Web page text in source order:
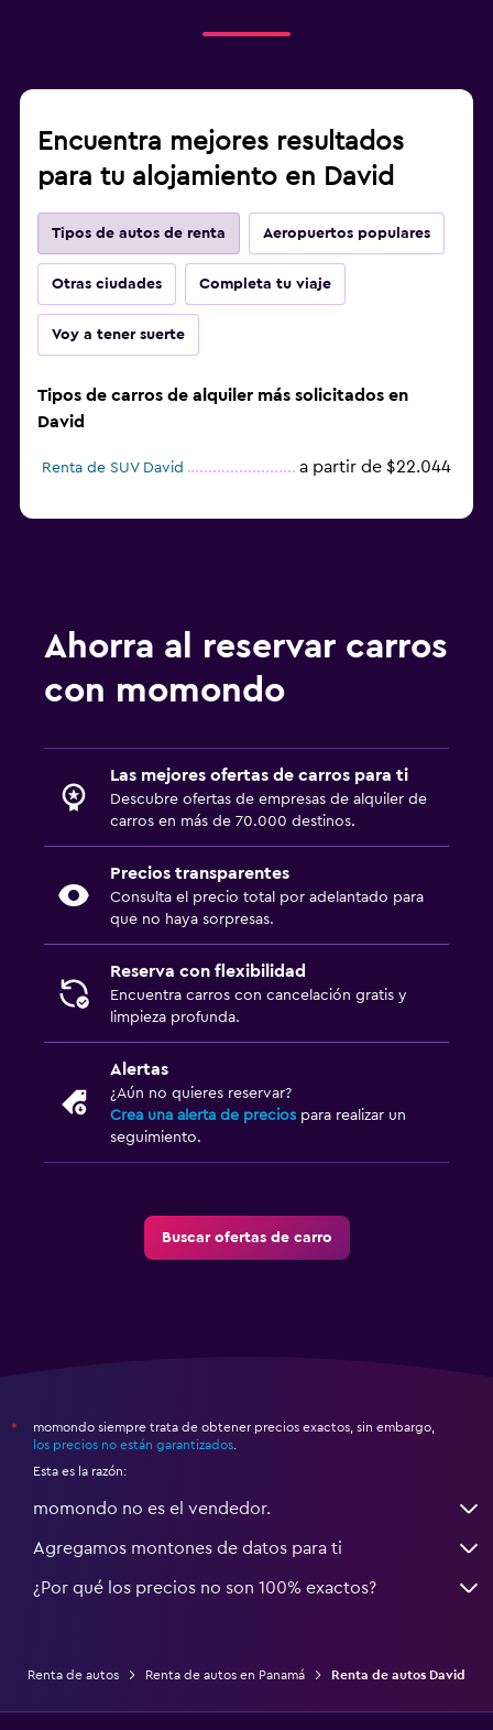
Encuentra mejores resultados
para tu alojamiento en David
Tipos de autos de renta Aeropuertos populares
Otras ciudades Completa tu viaje
Voy a tener suerte
Tipos de carros de alquiler más solicitados en
David
Renta de SUV David a partir de $22.044
Ahorra al reservar carros
con momondo
Las mejores ofertas de carros para ti
Descubre ofertas de empresas de alquiler de
carros en más de 70.000 destinos.
Precios transparentes
Consulta el precio total por adelantado para
que no haya sorpresas.
Reserva con flexibilidad
Encuentra carros con cancelación gratis y
limpieza profunda.
Alertas
¿Aún no quieres reservar?
Crea una alerta de precios para realizar un
seguimiento.
Buscar ofertas de carro
*
momondo siempre trata de obtener precios exactos, sin embargo,
los precios no están garantizados
Esta es la razón:
momondo no es el vendedor.
Agregamos montones de datos para ti
¿Por qué los precios no son 100% exactos?
Renta de autos Renta de autos en Panamá Renta de autos David